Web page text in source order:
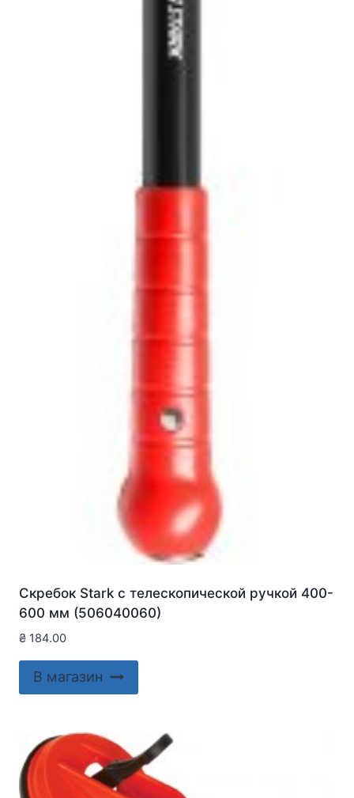
Скребок Stark с телескопической ручкой 400-
600 мм (506040060)
₴ 184.00
В магазин